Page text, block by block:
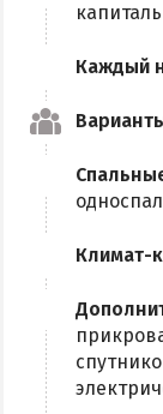
Каждый
Климат-